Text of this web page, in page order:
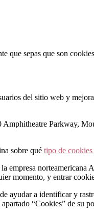
que sepas que son
del sitio web y
Amphitheatre Parkway,
sobre qué tipo de
empresa norteamericana
momento, y entrar
ayudar a identificar y
“Cookies” de su